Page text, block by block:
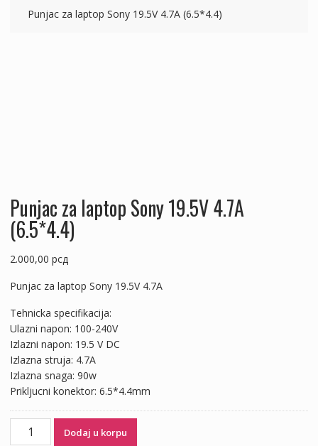
Punjac za laptop Sony 19.5V 4.7A (6.5*4.4)
Punjac za laptop Sony 19.5V 4.7A
(6.5*4.4)
2.000,00 рсд
Punjac za laptop Sony 19.5V 4.7A
Tehnicka specifikacija:
Ulazni napon: 100-240V
Izlazni napon: 19.5 V DC
Izlazna struja: 4.7A
Izlazna snaga: 90w
Prikljucni konektor: 6.5*4.4mm
Punjac
Dodaj u korpu